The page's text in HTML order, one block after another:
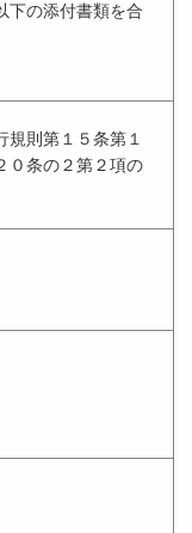
下の添付書類を合
則第１５条第１
０条の２第２項の